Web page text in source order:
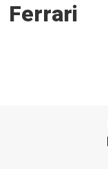
Ferrari